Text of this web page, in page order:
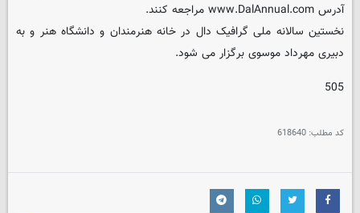
آدرس www.DalAnnual.com مراجعه کنند.
نخستین سالانه ملی گرافیک دال در خانه هنرمندان و دانشگاه هنر و به
دبیری مهرداد موسوی برگزار می شود.
505
کد مطلب: 618640